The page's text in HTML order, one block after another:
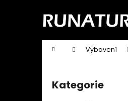
Domů Vybavení
Přeskočit
kategorie
Kategorie
Zpět
Zpět